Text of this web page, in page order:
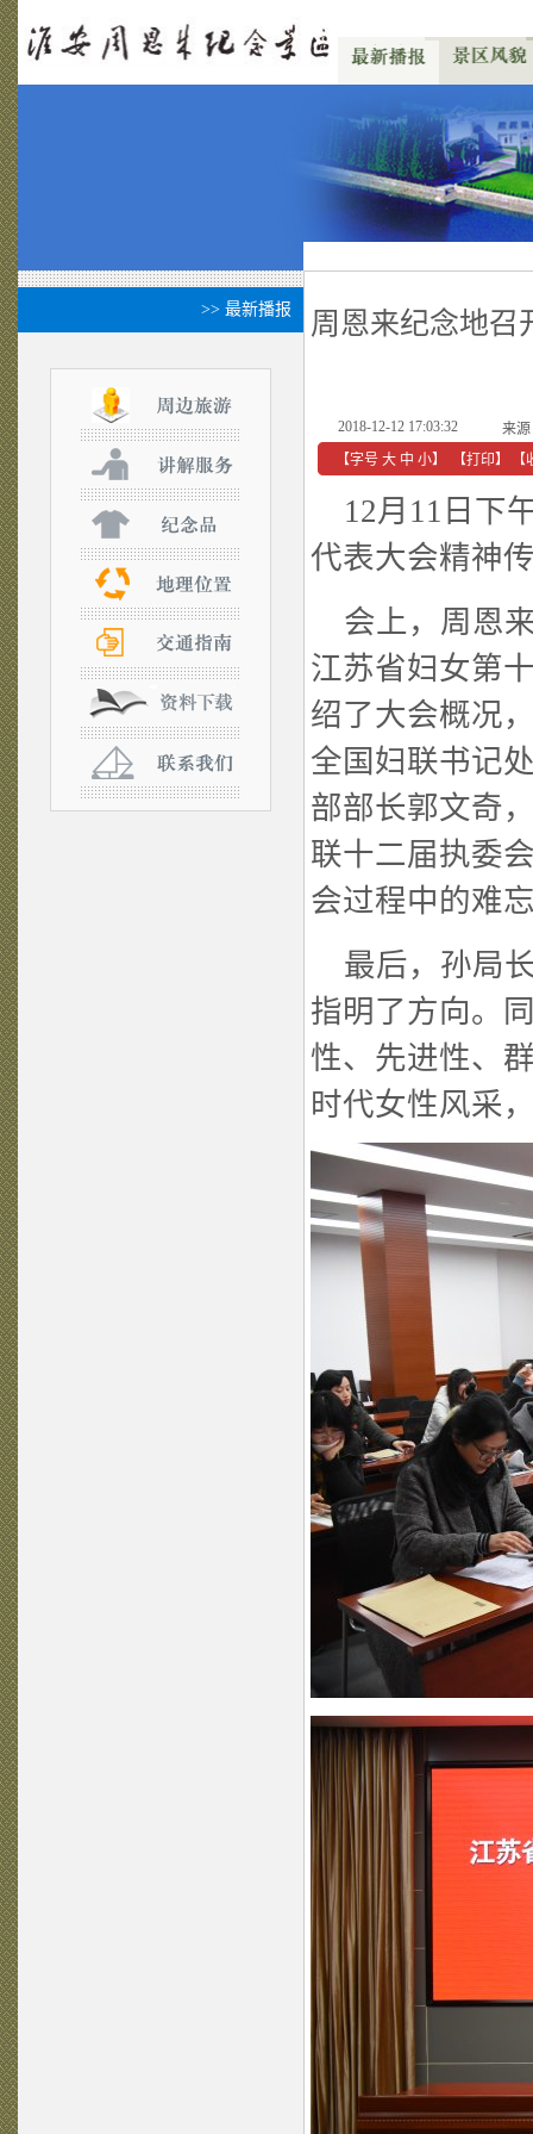
>> 最新播报 周恩来纪念地召
2018-12-12 17:03:32
来
【字号 大 中 小】 【打印】
12月11日下
代表大会精神
会上，周恩
江苏省妇女第
绍了大会概况
全国妇联书记
部部长郭文奇
联十二届执委
会过程中的难
最后，孙局
指明了方向。
性、先进性、
时代女性风采